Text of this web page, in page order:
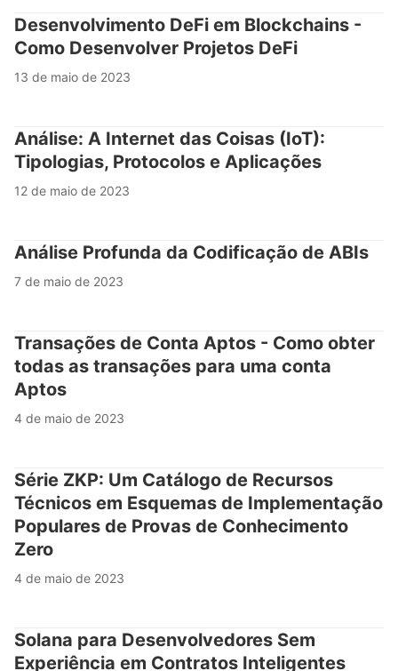
Desenvolvimento DeFi em Blockchains -
Como Desenvolver Projetos DeFi
13 de maio de 2023
Análise: A Internet das Coisas (IoT):
Tipologias, Protocolos e Aplicações
12 de maio de 2023
Análise Profunda da Codificação de ABIs
7 de maio de 2023
Transações de Conta Aptos - Como obter
todas as transações para uma conta
Aptos
4 de maio de 2023
Série ZKP: Um Catálogo de Recursos
Técnicos em Esquemas de Implementação
Populares de Provas de Conhecimento
Zero
4 de maio de 2023
Solana para Desenvolvedores Sem
Experiência em Contratos Inteligentes